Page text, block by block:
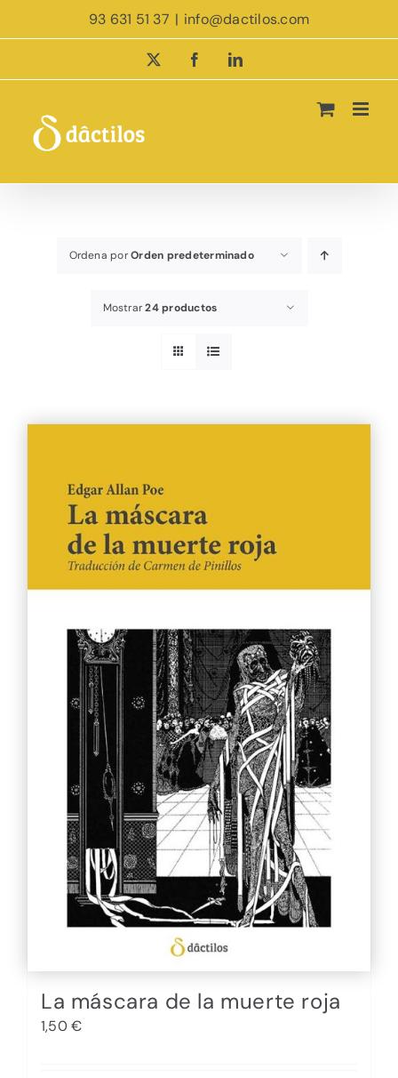
al
93 631 51 37 | info@dactilos.com
X FacebookLinkedIn
Ordena porOrden predeterminado
Mostrar24 productos
La máscara de la muerte roja
1,50€